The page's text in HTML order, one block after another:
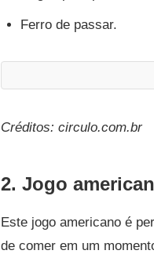
Ferro de passar.
Créditos: circulo.com.br
2. Jogo
Este jogo americano é
de comer em um